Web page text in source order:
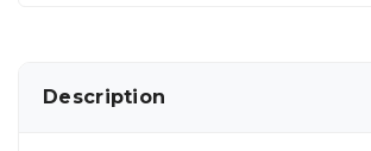
Description